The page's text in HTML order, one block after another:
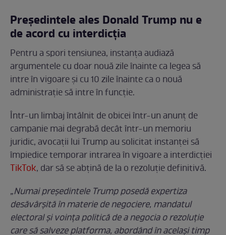
Președintele ales Donald Trump nu e
de acord cu interdicția
Pentru a spori tensiunea, instanța audiază
argumentele cu doar nouă zile înainte ca legea să
intre în vigoare și cu 10 zile înainte ca o nouă
administrație să intre în funcție.
Într-un limbaj întâlnit de obicei într-un anunț de
campanie mai degrabă decât într-un memoriu
juridic, avocații lui Trump au solicitat instanței să
împiedice temporar intrarea în vigoare a interdicției
TikTok, dar să se abțină de la o rezoluție definitivă.
„Numai președintele Trump posedă expertiza
desăvârșită în materie de negociere, mandatul
electoral și voința politică de a negocia o rezoluție
care să salveze platforma, abordând în același timp